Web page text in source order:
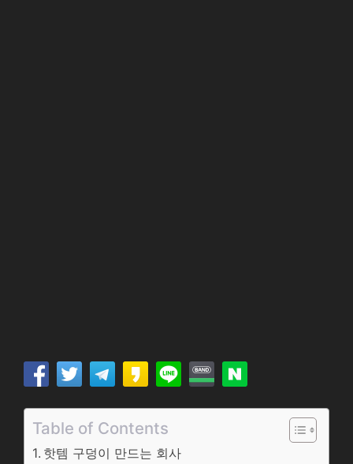
Table of Contents
핫템 구덩이 만드는 회사